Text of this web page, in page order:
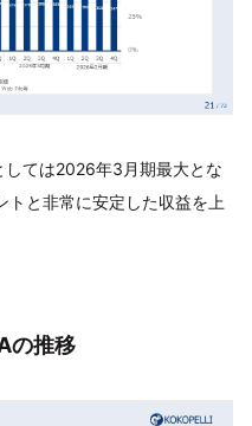
しては2026年3月期最大とな
トと非常に安定した収益を上
の推移